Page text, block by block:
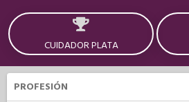
CUIDADOR PLATA
PROFESIÓN